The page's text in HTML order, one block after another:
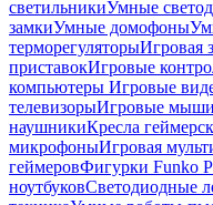
светильникиУмные
замкиУмные домофоны
терморегуляторыИгровая
приставокИгровые
компьютеры Игровые
телевизорыИгровые мыши
наушникиКресла
микрофоныИгровая
геймеровФигурки Funko
ноутбуковСветодиодные